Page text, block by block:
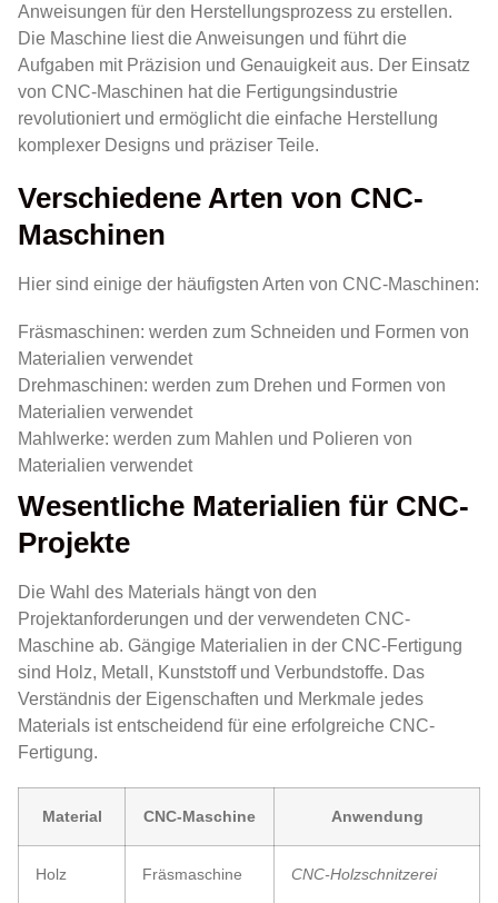
Anweisungen für den Herstellungsprozess zu erstellen.
Die Maschine liest die Anweisungen und führt die
Aufgaben mit Präzision und Genauigkeit aus. Der Einsatz
von CNC-Maschinen hat die Fertigungsindustrie
revolutioniert und ermöglicht die einfache Herstellung
komplexer Designs und präziser Teile.
Verschiedene Arten von CNC-
Maschinen
Hier sind einige der häufigsten Arten von CNC-Maschinen:
Fräsmaschinen: werden zum Schneiden und Formen von
Materialien verwendet
Drehmaschinen: werden zum Drehen und Formen von
Materialien verwendet
Mahlwerke: werden zum Mahlen und Polieren von
Materialien verwendet
Wesentliche Materialien für CNC-
Projekte
Die Wahl des Materials hängt von den
Projektanforderungen und der verwendeten CNC-
Maschine ab. Gängige Materialien in der CNC-Fertigung
sind Holz, Metall, Kunststoff und Verbundstoffe. Das
Verständnis der Eigenschaften und Merkmale jedes
Materials ist entscheidend für eine erfolgreiche CNC-
Fertigung.
Material CNC-Maschine Anwendung
Holz Fräsmaschine CNC-Holzschnitzerei